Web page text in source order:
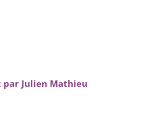
par Julien Mathieu